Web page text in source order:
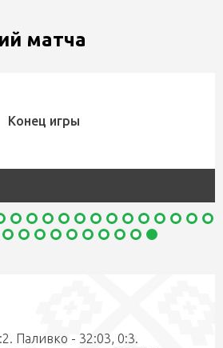
матча
Конец игры
Паливко - 32:03, 0:3.